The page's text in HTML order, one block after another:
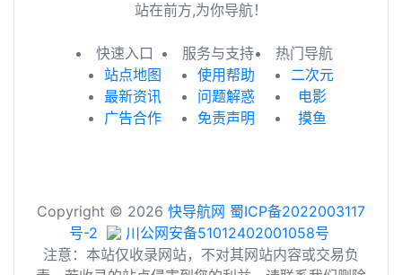
站在前方,为你导航！
快速入口
站点地图
最新资讯
广告合作
服务与支持
使用帮助
问题解惑
免责声明
热门导航
二次元
电影
摸鱼
Copyright © 2026 快导航网 蜀ICP备2022003117
号-2
川公网安备51012402001058号
注意：本站仅收录网站，不对其网站内容或交易负